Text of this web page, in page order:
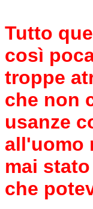
Tutto
così
troppe
che non
usanze
all'uomo
mai
che